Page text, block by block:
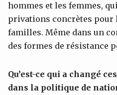
hommes et les femmes,
privations concrètes pour
familles. Même dans un
des formes de résistance
Qu’est-ce qui a changé
dans la politique de